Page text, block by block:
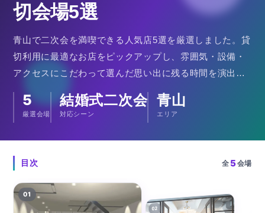
切会場5選
青山で二次会を満喫できる人気店5選を厳選しました。貸
切利用に最適なお店をピックアップし、雰囲気・設備・
アクセスにこだわって選んだ思い出に残る時間を演出で
5
厳選会場
結婚式二次会
対応シーン
青山
エリア
目次 全 5会場
01
02